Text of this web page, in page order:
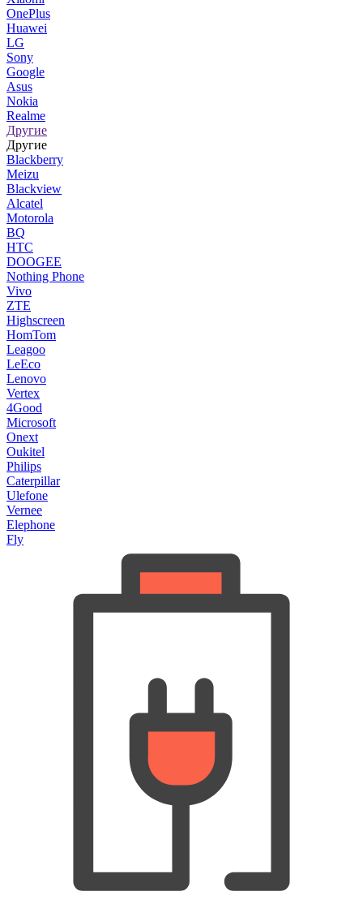
OnePlus
Huawei
LG
Sony
Google
Asus
Nokia
Realme
Другие
Другие
Blackberry
Meizu
Blackview
Alcatel
Motorola
BQ
HTC
DOOGEE
Nothing Phone
Vivo
ZTE
Highscreen
HomTom
Leagoo
LeEco
Lenovo
Vertex
4Good
Microsoft
Onext
Oukitel
Philips
Caterpillar
Ulefone
Vernee
Elephone
Fly